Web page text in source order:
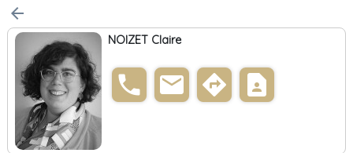
arrow_back
NOIZET Claire
phone email directions contact_page